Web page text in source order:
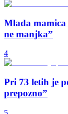
Mlada
ne manjka”
4
Pri 73 letih je
prepozno”